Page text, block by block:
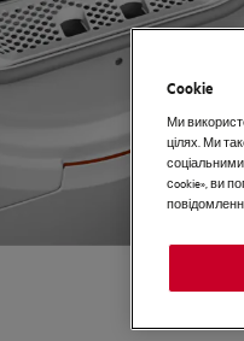
Cookie
Ми
цілях. Ми
сookie», ви